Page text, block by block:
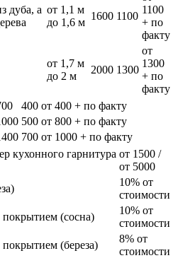
дуба, а от 1,1 м
до 1,6 м
1600 1100
1100
+ по
факту
от 1,7 м
до 2 м
2000 1300
от
1300
+ по
факту
400 от 400 + по факту
500 от 800 + по факту
700 от 1000 + по факту
кухонного гарнитура от 1500 /
от 5000
10% от
стоимости
(сосна)
10% от
стоимости
(береза)
8% от
стоимости